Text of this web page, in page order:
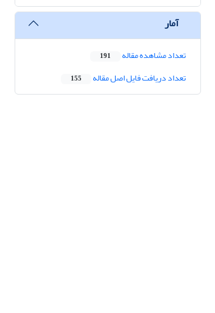
آمار
تعداد مشاهده مقاله 191
تعداد دریافت فایل اصل مقاله 155